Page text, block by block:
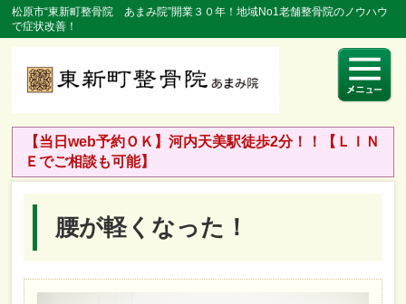
松原市“東新町整骨院 あまみ院”開業３０年！地域No1老舗整骨院のノウハウ
で症状改善！
【当日web予約ＯＫ】河内天美駅徒歩2分！！【ＬＩＮ
Ｅでご相談も可能】
腰が軽くなった！